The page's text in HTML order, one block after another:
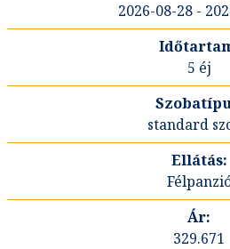
2026-08-28 -
5 éj
standard
329.671